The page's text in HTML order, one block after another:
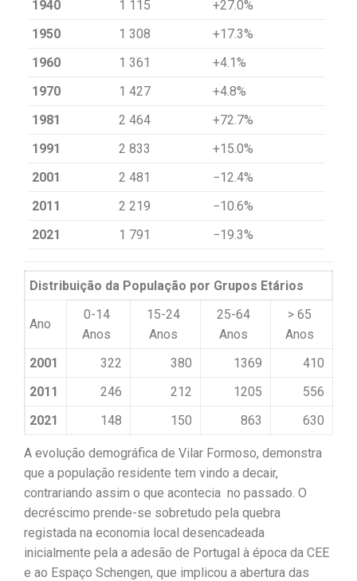
1940 1 115
+27.0%
1950
1 308
+17.3%
1960
1 361
+4.1%
1970
1 427
+4.8%
1981
2 464
+72.7%
1991
2 833
+15.0%
2001
2 481
−12.4%
2011
2 219
−10.6%
2021
1 791 −19.3%
Distribuição da População por Grupos Etários
Ano
0-14
Anos
15-24
Anos
25-64
Anos
> 65
Anos
2001
322 380 1369
410
2011
246 212 1205
556
2021
148 150 863 630
A evolução demográfica de Vilar Formoso, demonstra
que a população residente tem vindo a decair,
contrariando assim o que acontecia no passado. O
decréscimo prende-se sobretudo pela quebra
registada na economia local desencadeada
inicialmente pela a adesão de Portugal à época da CEE
e ao Espaço Schengen, que implicou a abertura das